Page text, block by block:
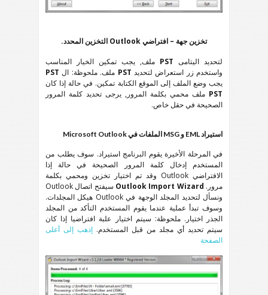
تخزين جهة – افتراضيOutlook التخزين المحدد.
لتحديد اليتامى PST ملف, يجب تمكين الخيار المناسب
واستخدم زر استعراض لتحديد PST ملف. ملحوظة: ال PST
يجب وضع الملف إلى الموقع الكتابة تمكين. في حالة إذا كان
PST ملف محمي بكلمة المرور, يرجى تحديد كلمة المرور
الصحيحة في حقل خاص.
استيرادEML و MSG الملفات فيMicrosoft Outlook
في المرحلة الأخيرة يقوم البرنامج استيراد. سوف يطلب من
المستخدم إدخال كلمة المرور الصحيحة في حالة إذا
الافتراضي Outlook وقد تم اختيار تخزين ومحمي بكلمة
مرور. Outlook Import Wizard سيفتح اتصالOutlook
ونسأل لتحديد المجلد الوجهة فيOutlook هيكل المجلدات.
وسوف تبدأ عملية عندما يقوم المستخدم التأكد من المجلد
الجذر اختيار. ملحوظة: سيتم اختيار علبة افتراضيا إذا كان
سيتم تحديد أي مجلد من قبل المستخدم. إذهب إلى أعلى
الصفحة